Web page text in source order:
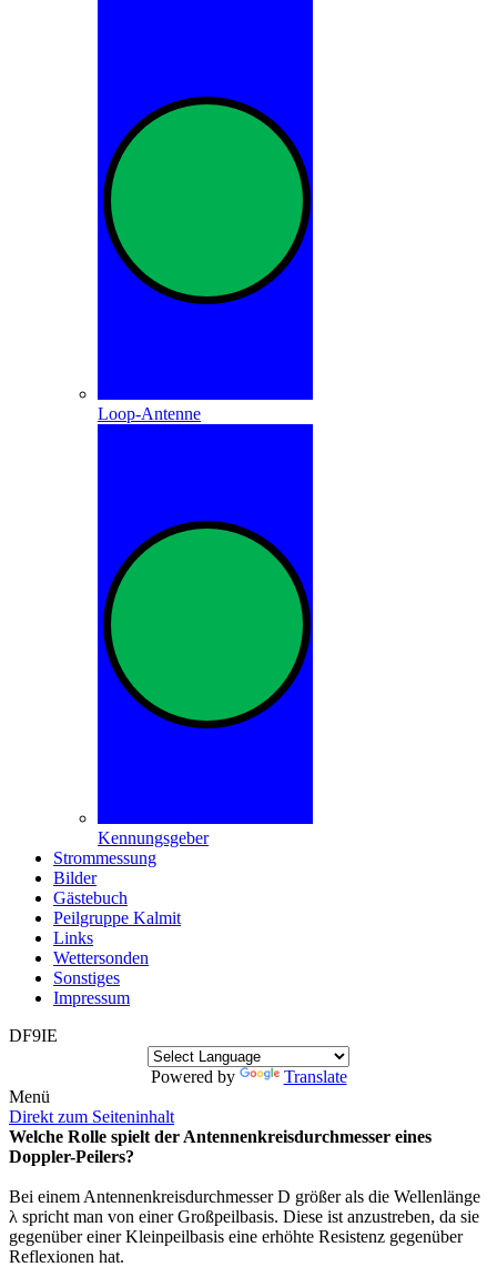
Loop-Antenne
Kennungsgeber
Strommessung
Bilder
Gästebuch
Peilgruppe Kalmit
Links
Wettersonden
Sonstiges
Impressum
DF9IE
Powered by
Translate
Menü
Direkt zum Seiteninhalt
Welche Rolle spielt der Antennenkreisdurchmesser eines
Doppler-Peilers?
Bei einem Antennenkreisdurchmesser D größer als die Wellenlänge
λ spricht man von einerGroßpeilbasis. Diese ist anzustreben, da sie
gegenüber einerKleinpeilbasis eine erhöhte Resistenz gegenüber
Reflexionen hat.